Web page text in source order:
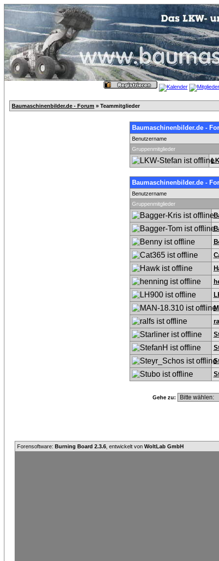
Baumaschinenbilder.de - Forum » Teammitglieder
Baumaschinenbilder.de -
Benutzername
Gruppenmitglieder
Baumaschinenbilder.de -
Benutzername
Gruppenmitglieder
Gehe zu:
Forensoftware: Burning Board 2.3.6 , entwickelt von WoltLab GmbH